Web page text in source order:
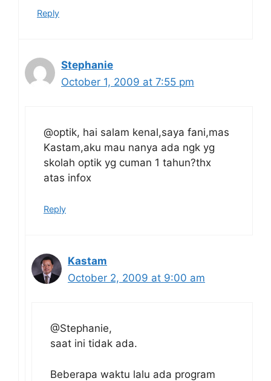
Reply
Stephanie
October 1, 2009 at 7:55 pm
@optik, hai salam kenal,saya fani,mas
Kastam,aku mau nanya ada ngk yg
skolah optik yg cuman 1 tahun?thx
atas infox
Reply
Kastam
October 2, 2009 at 9:00 am
@Stephanie,
saat ini tidak ada.
Beberapa waktu lalu ada program